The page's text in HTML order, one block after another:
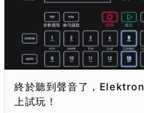
終於聽到聲音了，
上試玩！